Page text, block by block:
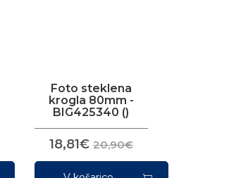
Foto steklena
krogla 80mm -
BIG425340 ()
18,81€ 20,90€